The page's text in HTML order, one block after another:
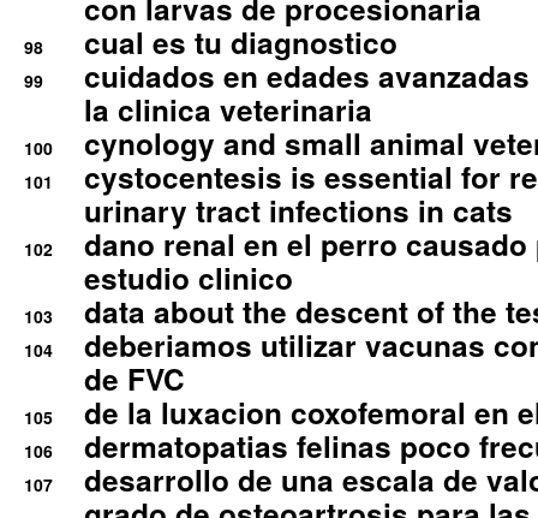
con larvas de procesionaria
98 cual es tu diagnostico
99
cuidados en edades
la clinica veterinaria
100 cynology and small animal
101
cystocentesis is essential for
urinary tract infections in cats
102
dano renal en el perro
estudio clinico
103 data about the descent of the
104
deberiamos utilizar vacunas
de FVC
105 de la luxacion coxofemoral en
106 dermatopatias felinas poco
107
desarrollo de una escala de